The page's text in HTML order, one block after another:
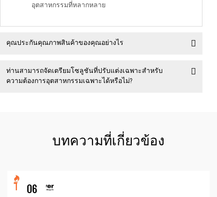
อุตสาหกรรมที่หลากหลาย
คุณประกันคุณภาพสินค้าของคุณอย่างไร
ท่านสามารถจัดเตรียมโซลูชันที่ปรับแต่งเฉพาะสำหรับ
ความต้องการอุตสาหกรรมเฉพาะได้หรือไม่?
บทความที่เกี่ยวข้อง
06